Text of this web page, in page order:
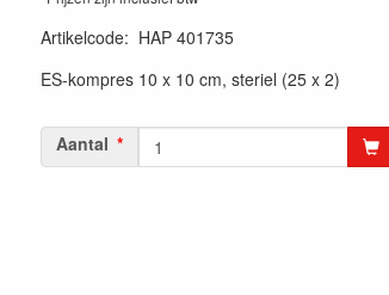
Artikelcode: HAP 401735
ES-kompres 10 x 10 cm, steriel (25 x 2)
Aantal